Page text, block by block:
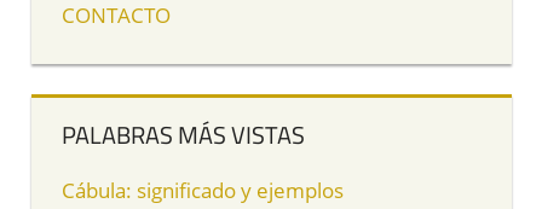
CONTACTO
PALABRAS MÁS VISTAS
Cábula: significado y ejemplos